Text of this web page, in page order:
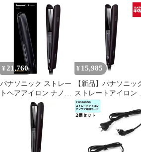
nanocare
ナノケア ブラック
¥ 21,760
パナソニック ストレー
トヘアアイロン ナノケ
ア スムースグロスコー
ティングプラス 海外対
応 EH-HS0J-K 黒mt
¥ 15,985
【新品】パナソニッ
ストレートアイロン
ノケア EH-HS0J-K 黒